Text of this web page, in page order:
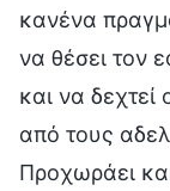
κανένα
να θέσει τον
και να δεχτεί
από τους
Προχωράει